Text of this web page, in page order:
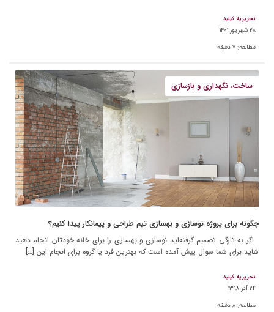
تحریریه کیلید
۲۸ شهریور ۱۴۰۱
مطالعه: ۷ دقیقه
ساخت، نگهداری و بازسازی
چگونه برای پروژه نوسازی و بهسازی تیم طراحی و پیمانکار پیدا کنیم؟
اگر به تازگی تصمیم گرفته‌اید نوسازی و بهسازی را برای خانه خودتان انجام دهید
شاید برای شما سوال پیش آمده است که بهترین فرد یا گروه برای انجام این […]
تحریریه کیلید
۲۴ آذر ۱۳۹۸
مطالعه: ۸ دقیقه